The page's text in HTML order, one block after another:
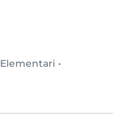
Elementari •